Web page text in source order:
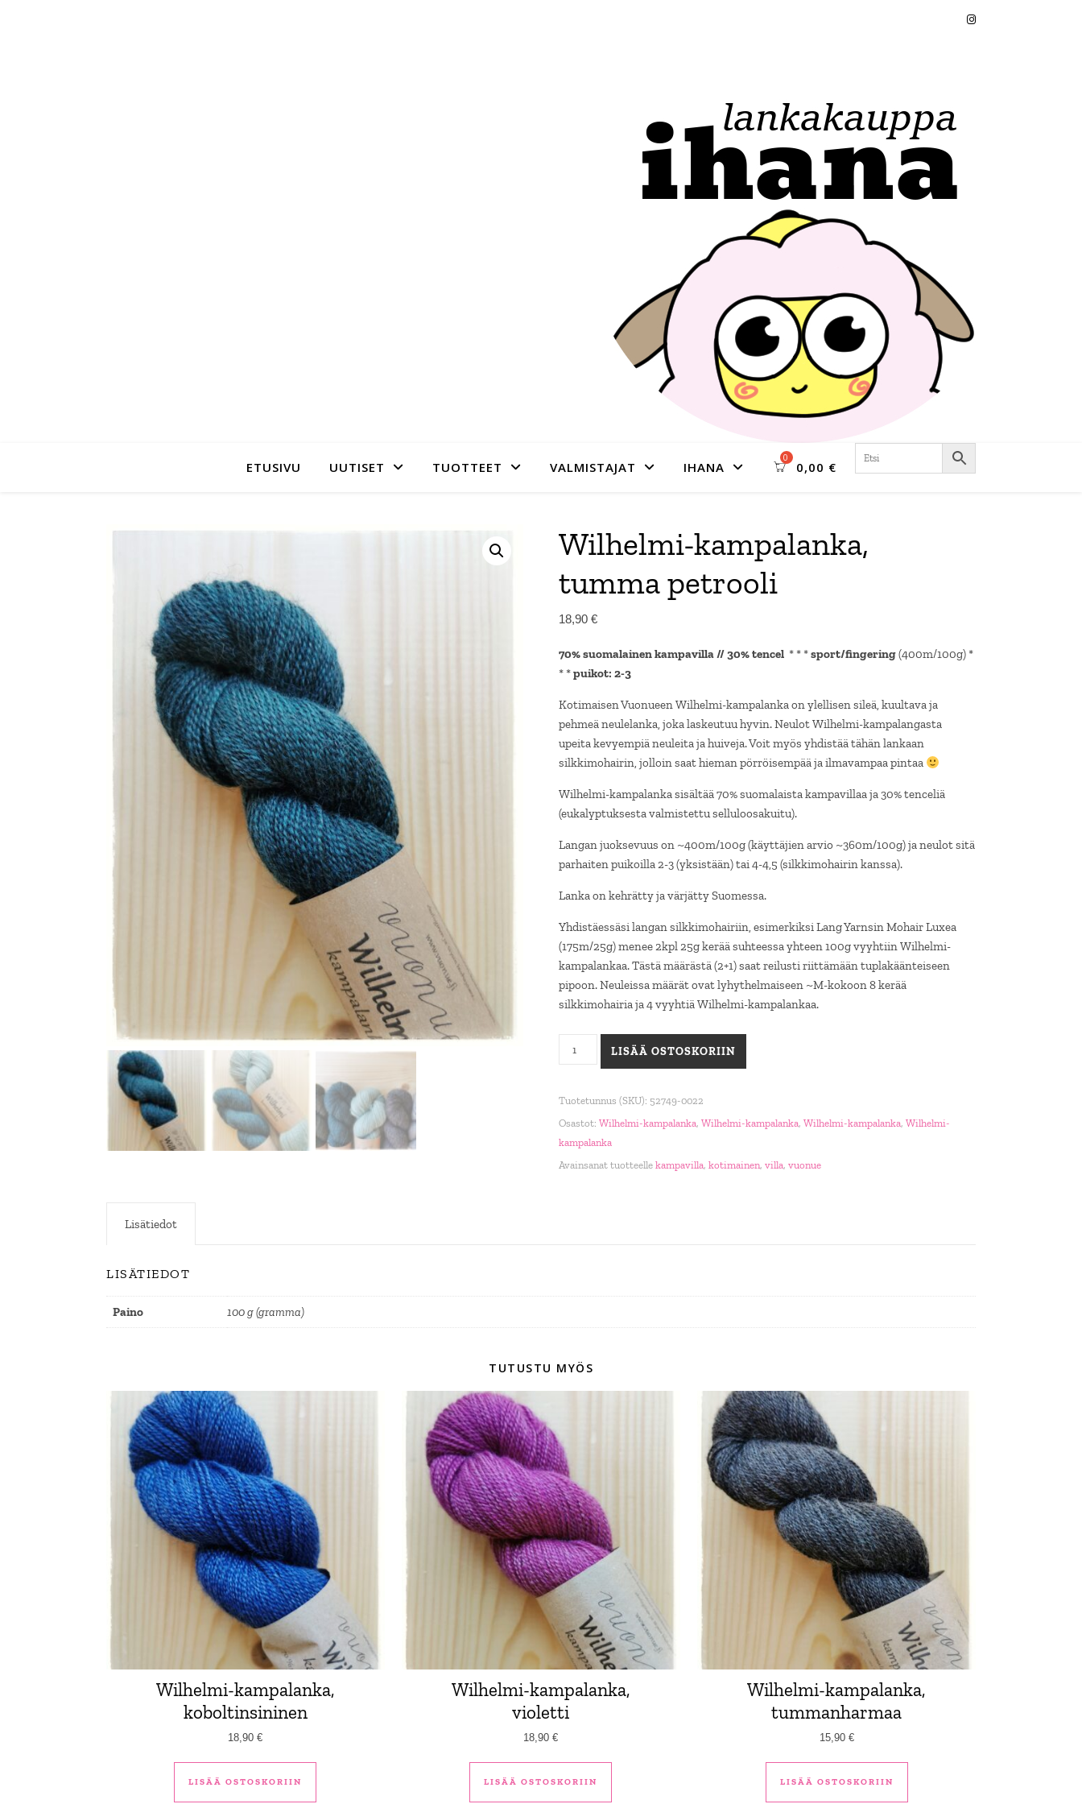
ETUSIVU UUTISET TUOTTEET VALMISTAJAT IHANA 0,00 €
Wilhelmi-kampalanka,
tumma petrooli
18,90 €
70% suomalainen kampavilla // 30% tencel * * *sport/fingering(400m/100g) *
* *puikot: 2-3
Kotimaisen Vuonueen Wilhelmi-kampalanka on ylellisen sileä, kuultava ja
pehmeä neulelanka, joka laskeutuu hyvin. Neulot Wilhelmi-kampalangasta
upeita kevyempiä neuleita ja huiveja. Voit myös yhdistää tähän lankaan
silkkimohairin, jolloin saat hieman pörröisempää ja ilmavampaa pintaa
Wilhelmi-kampalanka sisältää 70% suomalaista kampavillaa ja 30% tenceliä
(eukalyptuksesta valmistettu selluloosakuitu).
Langan juoksevuus on ~400m/100g (käyttäjien arvio ~360m/100g) ja neulot sitä
parhaiten puikoilla 2-3 (yksistään) tai 4-4,5 (silkkimohairin kanssa).
Lanka on kehrätty ja värjätty Suomessa.
Yhdistäessäsi langan silkkimohairiin, esimerkiksi Lang Yarnsin Mohair Luxea
(175m/25g) menee 2kpl 25g kerää suhteessa yhteen 100g vyyhtiin Wilhelmi-
kampalankaa. Tästä määrästä (2+1) saat reilusti riittämään tuplakäänteiseen
pipoon. Neuleissa määrät ovat lyhythelmaiseen ~M-kokoon 8 kerää
silkkimohairia ja 4 vyyhtiä Wilhelmi-kampalankaa.
Wilhelmi-kampalanka, tumma petrooli määrä
LISÄÄ OSTOSKORIIN
Tuotetunnus (SKU): 52749-0022
Osastot: Wilhelmi-kampalanka, Wilhelmi-kampalanka, Wilhelmi-kampalanka, Wilhelmi-
kampalanka
Avainsanat tuotteelle kampavilla, kotimainen, villa, vuonue
Lisätiedot
LISÄTIEDOT
Paino 100 g (gramma)
TUTUSTU MYÖS
Wilhelmi-kampalanka,
koboltinsininen
18,90€
LISÄÄ OSTOSKORIIN
Wilhelmi-kampalanka,
violetti
18,90€
LISÄÄ OSTOSKORIIN
Wilhelmi-kampalanka,
tummanharmaa
15,90 €
LISÄÄ OSTOSKORIIN